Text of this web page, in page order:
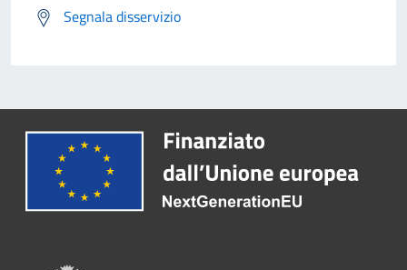
Segnala disservizio